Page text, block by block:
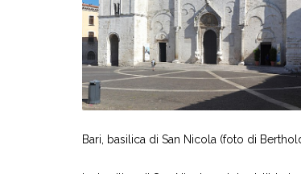
Bari, basilica di San Nicola (foto di